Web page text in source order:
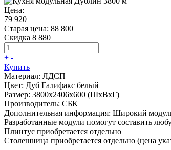
Цена:
79 920
Старая цена: 88 800
Скидка 8 880
+ -
Купить
Материал: ЛДСП
Цвет: Дуб Галифакс белый
Размер: 3800х2406х600 (ШхВхГ)
Производитель: СБК
Дополнительная информация: Широкий
Разработанные модули помогут составить
Плинтус приобретается отдельно
Столешница приобретается отдельно (цена